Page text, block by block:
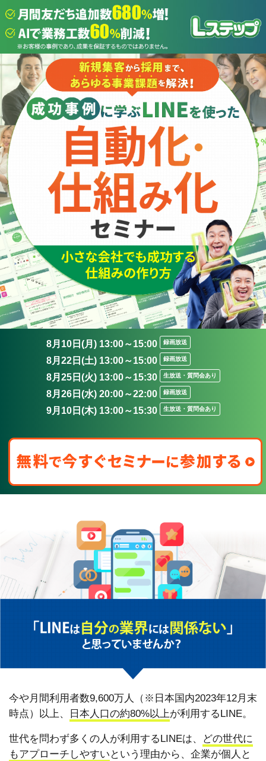
8月10日(月) 13:00～15:00 録画放送
8月22日(土) 13:00～15:00 録画放送
8月25日(火) 13:00～15:30 生放送・質問会あり
8月26日(水) 20:00～22:00 録画放送
9月10日(木) 13:00～15:30 生放送・質問会あり
今や月間利用者数9,600万人（※日本国内2023年12月末
時点）以上、
日本人口の約80%以上が利用するLINE。
世代を問わず多くの人が利用するLINEは、
どの世代に
もアプローチしやすい という理由から、企業が個人と